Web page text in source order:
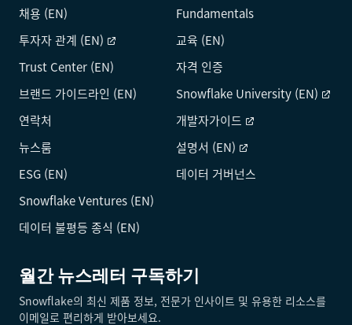
월간 뉴스레터 구독하기
Snowflake의 최신 제품 정보, 전문가 인사이트 및 유용한 리소스를
이메일로 편리하게 받아보세요.
채용 (EN)
투자자 관계 (EN)
Trust Center (EN)
브랜드 가이드라인 (EN)
연락처
뉴스룸
ESG (EN)
Snowflake Ventures (EN)
데이터 불평등 종식 (EN)
Fundamentals
교육 (EN)
자격 인증
Snowflake University (EN)
개발자가이드
설명서 (EN)
데이터 거버넌스